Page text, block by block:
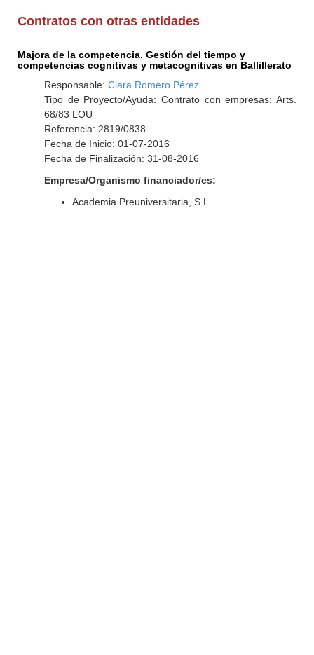
Contratos con otras entidades
Majora de la competencia. Gestión del tiempo y
competencias cognitivas y metacognitivas en Ballillerato
Responsable: Clara Romero Pérez
Tipo de Proyecto/Ayuda: Contrato con empresas: Arts.
68/83 LOU
Referencia: 2819/0838
Fecha de Inicio: 01-07-2016
Fecha de Finalización: 31-08-2016
Empresa/Organismo financiador/es:
Academia Preuniversitaria, S.L.